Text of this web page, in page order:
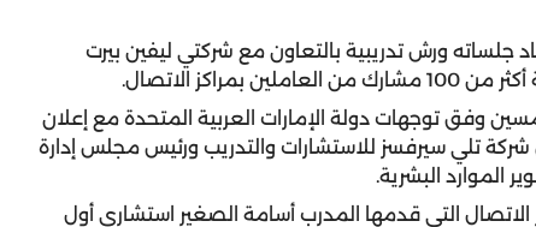
جلساته ورش تدريبية بالتعاون مع شركتي ليفين بيرت
الاتصال.
وفق توجهات دولة الإمارات العربية المتحدة مع إعلان
شركة تلي سيرفسز للاستشارات والتدريب ورئيس مجلس إدارة
الموارد البشرية.
الاتصال التي قدمها المدرب أسامة الصغير استشاري أول